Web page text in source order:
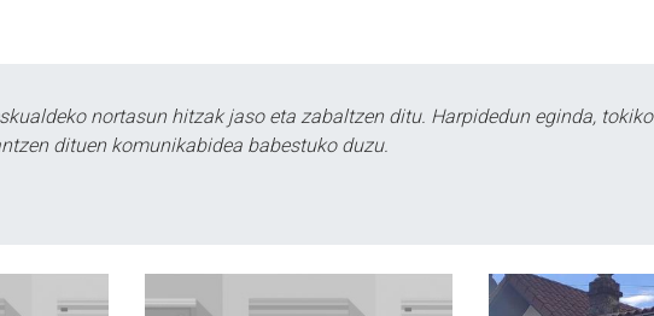
nortasun hitzak jaso eta zabaltzen ditu. Harpidedun eginda, tokiko
dituen komunikabidea babestuko duzu.